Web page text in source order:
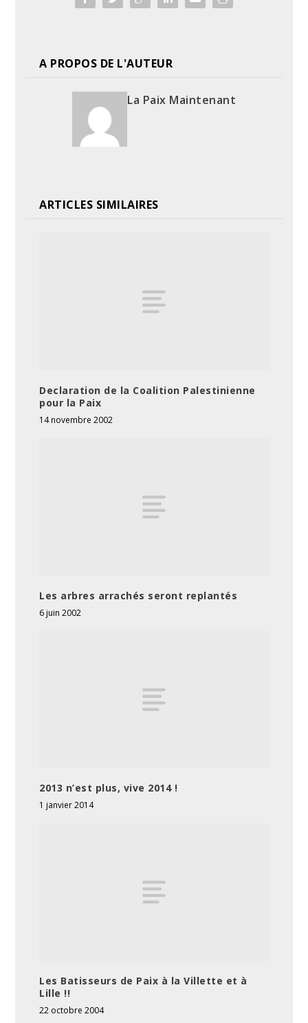
A PROPOS DE L'AUTEUR
La Paix Maintenant
ARTICLES SIMILAIRES
Declaration de la Coalition Palestinienne
pour la Paix
14 novembre 2002
Les arbres arrachés seront replantés
6 juin 2002
2013 n’est plus, vive 2014 !
1 janvier 2014
Les Batisseurs de Paix à la Villette et à
Lille !!
22 octobre 2004